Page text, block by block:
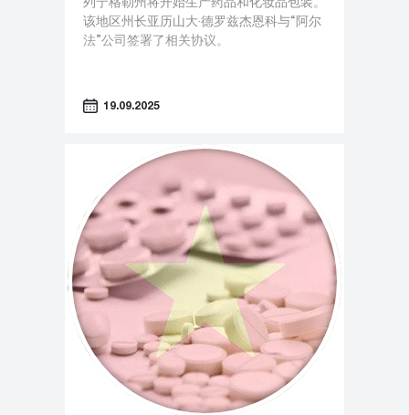
列宁格勒州将开始生产药品和化妆品包装。
该地区州长亚历山大·德罗兹杰恩科与“阿尔
法”公司签署了相关协议。
19.09.2025